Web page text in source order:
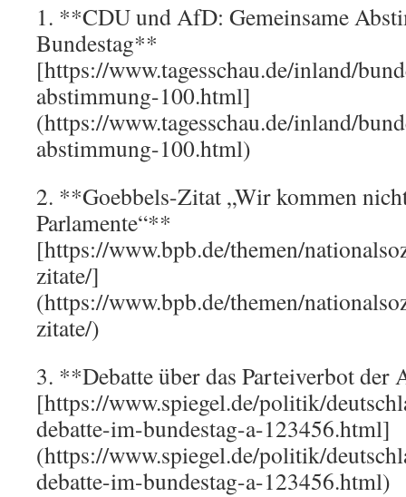
1. **CDU und AfD: Gemeinsame
Bundestag**
[https://www.tagesschau.de/inland/
abstimmung-100.html]
(https://www.tagesschau.de/inland/
abstimmung-100.html)
2. **Goebbels-Zitat „Wir kommen
Parlamente“**
[https://www.bpb.de/themen/
zitate/]
(https://www.bpb.de/themen/
zitate/)
3. **Debatte über das Parteiverbot
[https://www.spiegel.de/politik/
debatte-im-bundestag-a-123456.html]
(https://www.spiegel.de/politik/
debatte-im-bundestag-a-123456.html)